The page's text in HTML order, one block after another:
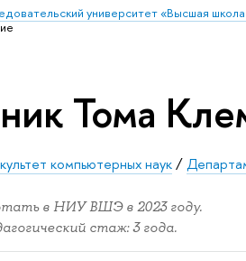
университет «Высшая
Тома
компьютерных наук/
в НИУ ВШЭ в 2023 году.
стаж: 3 года.